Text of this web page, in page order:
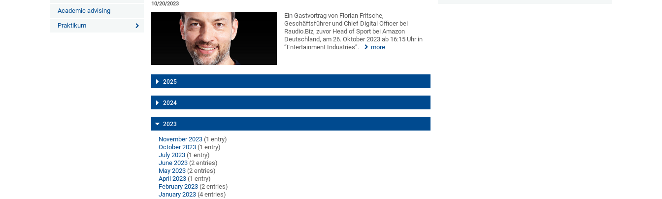
Academic advising
Praktikum
10/20/2023
Ein Gastvortrag von Florian Fritsche,
Geschäftsführer und Chief Digital Officer bei
Raudio.Biz, zuvor Head of Sport bei Amazon
Deutschland, am 26. Oktober 2023 ab 16:15 Uhr in
“Entertainment Industries”.
more
2025
2024
2023
November 2023 (1 entry)
October 2023 (1 entry)
July 2023 (1 entry)
June 2023 (2 entries)
May 2023 (2 entries)
April 2023 (1 entry)
February 2023 (2 entries)
January 2023 (4 entries)